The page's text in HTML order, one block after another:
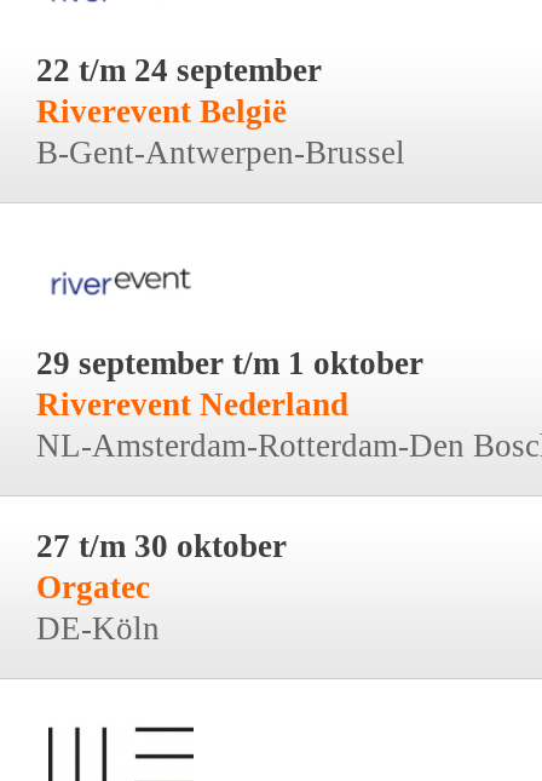
22 t/m 24 september
Riverevent België
B-Gent-Antwerpen-Brussel
29 september t/m 1 oktober
Riverevent Nederland
NL-Amsterdam-Rotterdam-Den
27 t/m 30 oktober
Orgatec
DE-Köln